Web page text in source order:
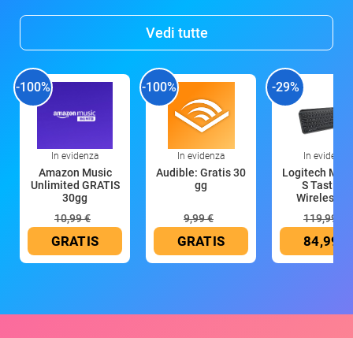
Vedi tutte
-100%
In evidenza
Amazon Music
Unlimited GRATIS
30gg
10,99 €
GRATIS
-100%
In evidenza
Audible: Gratis 30
gg
9,99 €
GRATIS
-29%
In evidenza
Logitech MX
S Tastiera
Wireless
119,99 €
84,99 €